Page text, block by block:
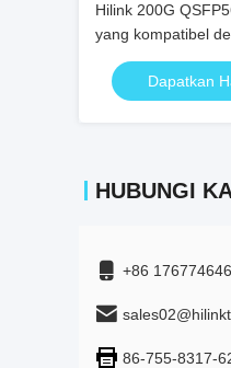
Hilink 200G
yang kompatibel
dapat disesuaikan
berkecepatan tinggi
Dapatkan
HUBUNGI
+86
86-755-8317-